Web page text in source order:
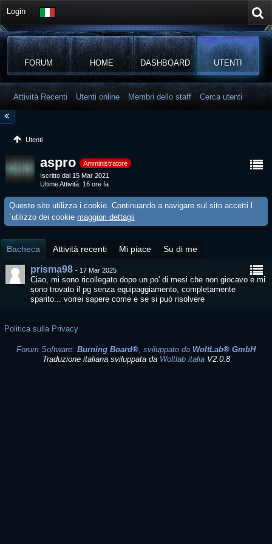
Login
FORUM HOME DASHBOARD UTENTI
Attività Recenti Utenti online Membri dello staff Cerca utenti
Utenti
aspro
Amministratore
Iscritto dal 15 Mar 2021
Ultime Attività 16 ore fa
Questo sito utilizza i cookie. Continuando a navigare sul sito accetti l
´utilizzo dei cookie maggiori dettagli
Bacheca Attività recenti Mi piace Su di me
prisma98 - 17 Mar 2025
Ciao, mi sono ricollegato dopo un po' di mesi che non giocavo e mi
sono trovato il pg senza equipaggiamento, completamente
sparito... vorrei sapere come e se si può risolvere
Politica sulla Privacy
Forum Software: Burning Board®, sviluppato da WoltLab® GmbH
Traduzione italiana sviluppata da Woltlab italiaV2.0.8